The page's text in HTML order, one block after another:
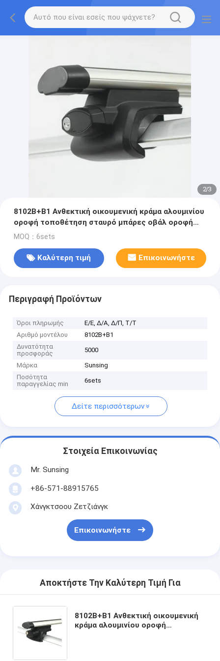
2/3
8102B+B1 Ανθεκτική οικουμενική κράμα αλουμινίου
οροφή τοποθέτηση σταυρό μπάρες οβάλ οροφή
αυτοκινήτων ανυψωμένες ράγες για ταξίδια
MOQ：6sets
Καλύτερη τιμή Επικοινωνήστε
Περιγραφή Προϊόντων
Όροι πληρωμής
Ε/Ε, Δ/Α, Δ/Π, Τ/Τ
Αριθμό μοντέλου
8102Β+Β1
Δυνατότητα
προσφοράς
5000
Μάρκα
Sunsing
Ποσότητα
παραγγελίας min
6sets
Δείτε περισσότερων
Στοιχεία Επικοινωνίας
Mr. Sunsing
+86-571-88915765
Χάνγκτσοου Ζετζιάνγκ
Επικοινωνήστε
Αποκτήστε Την Καλύτερη Τιμή Για
8102B+B1 Ανθεκτική οικουμενική
κράμα αλουμινίου οροφή